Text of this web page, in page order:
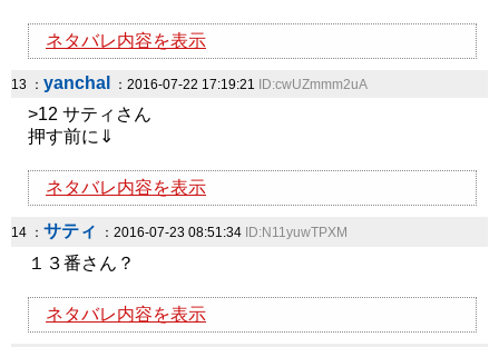
ネタバレ内容を表示
13 ： yanchal ：2016-07-22 17:19:21 ID:cwUZmmm2uA
>12 サティさん
押す前に⇓
ネタバレ内容を表示
14 ： サティ ：2016-07-23 08:51:34 ID:N11yuwTPXM
１３番さん？
ネタバレ内容を表示